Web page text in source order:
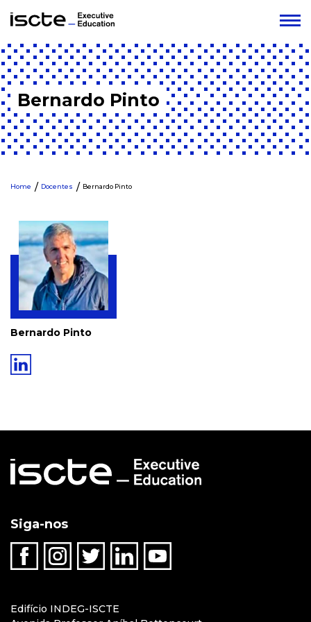
Bernardo Pinto
Home Docentes Bernardo Pinto
Bernardo Pinto
Siga-nos
Edifício INDEG-ISCTE